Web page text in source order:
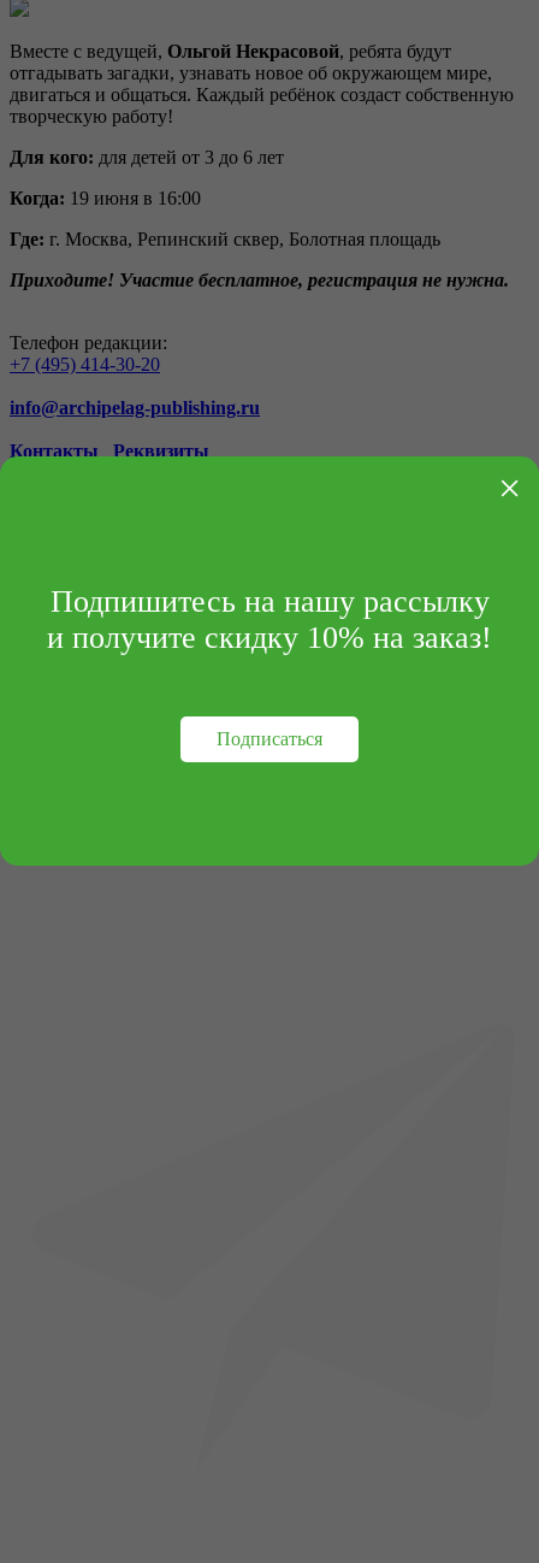
Вместе с ведущей, Ольгой Некрасовой, ребята будут
отгадывать загадки, узнавать новое об окружающем мире,
двигаться и общаться. Каждый ребёнок создаст собственную
творческую работу!
Для кого: для детей от 3 до 6 лет
Когда: 19 июня в 16:00
Где: г. Москва, Репинский сквер, Болотная площадь
Приходите! Участие бесплатное, регистрация не нужна.
Телефон редакции:
+7 (495) 414-30-20
info@archipelag-publishing.ru
Контакты Реквизиты
×
Подпишитесь на нашу рассылку
и получите скидку 10% на заказ!
Подписаться